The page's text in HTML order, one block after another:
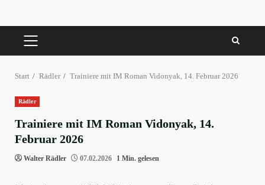
PRIMÄRES
Start Rädler Trainiere mit IM Roman Vidonyak, 14. Februar 2026
Rädler
Trainiere mit IM Roman Vidonyak, 14.
Februar 2026
Walter Rädler 07.02.2026 1 Min. gelesen